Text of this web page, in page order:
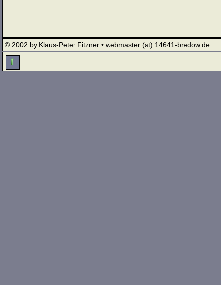
© 2002 by Klaus-Peter Fitzner • webmaster (at) 14641-bredow.de